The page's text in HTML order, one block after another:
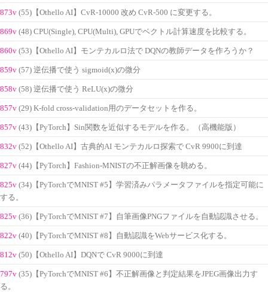
873v (55)【Othello AI】CvR-10000 改め CvR-500 に変更する。
869v (48) CPU(Single), CPU(Multi), GPUでベクトル計算速度を比較する。
860v (53)【Othello AI】モンテカルロ法で DQNの教師データを作ろうか？
859v (57) 逆伝播で使う sigmoid(x)の微分
858v (58) 逆伝播で使う ReLU(x)の微分
857v (29) K-fold cross-validation用のデータセットを作る。
857v (43)【PyTorch】Sin関数を近似するモデルを作る。（高機能版）
832v (52)【Othello AI】古典的AI モンテカルロ探索で CvR 9900に到達
827v (44)【PyTorch】Fashion-MNISTの不正解画像を眺める。
825v (34)【PyTorchでMNIST #5】学習済みパラメータファイルを指定可能に
する。
825v (36)【PyTorchでMNIST #7】自筆画像PNGファイルを自動認識させる。
822v (40)【PyTorchでMNIST #8】自動認識をWebサービス化する。
812v (50)【Othello AI】DQNで CvR 9000に到達
797v (35)【PyTorchでMNIST #6】不正解画像と判定結果をJPEG画像出力す
る。